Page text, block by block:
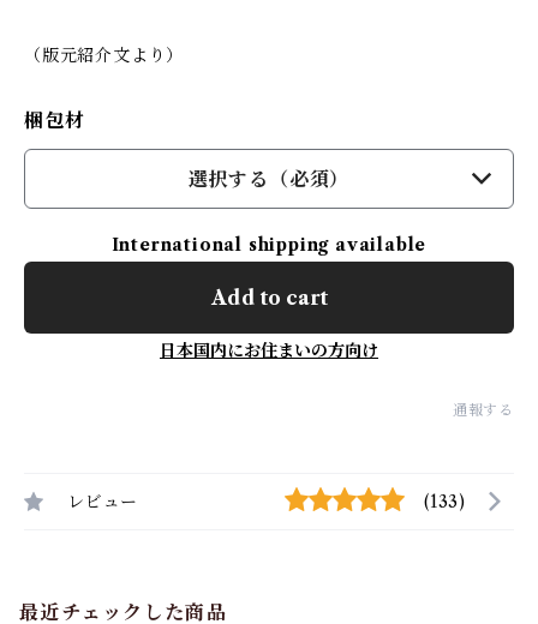
（版元紹介文より）
梱包材
選択する（必須）
International shipping available
Add to cart
日本国内にお住まいの方向け
通報する
レビュー (133)
最近チェックした商品